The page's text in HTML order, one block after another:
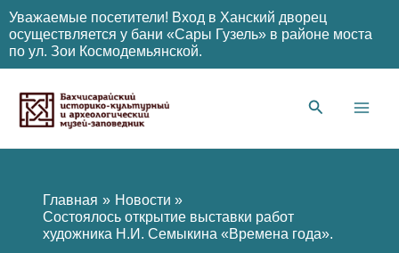
Уважаемые посетители! Вход в Ханский дворец
осуществляется у бани «Сары Гузель» в районе моста
по ул. Зои Космодемьянской.
содержимому
Главная
Новости
Состоялось открытие выставки работ
художника Н.И. Семыкина «Времена года».